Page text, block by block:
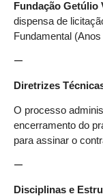
Fundação Getúlio
dispensa de
Fundamental
—
Diretrizes
O processo
encerramento do
para assinar o
—
Disciplinas e